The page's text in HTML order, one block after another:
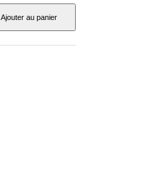
Ajouter au panier